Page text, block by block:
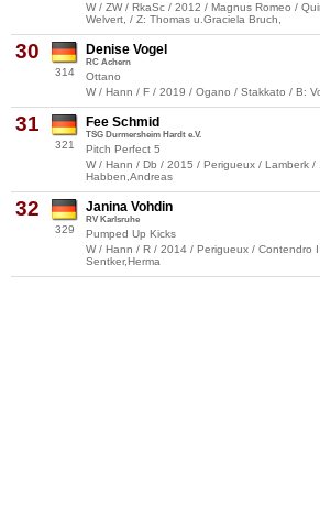
W / ZW / RkaSc / 2012 / Magnus Romeo /
Welvert, / Z: Thomas u.Graciela Bruch,
30
314
Denise Vogel
RC Achern
Ottano
W / Hann / F / 2019 / Ogano / Stakkato / B:
31
321
Fee Schmid
TSG Durmersheim Hardt e.V.
Pitch Perfect 5
W / Hann / Db / 2015 / Perigueux / Lamberk /
Habben,Andreas
32
329
Janina Vohdin
RV Karlsruhe
Pumped Up Kicks
W / Hann / R / 2014 / Perigueux / Contendro
Sentker,Herma